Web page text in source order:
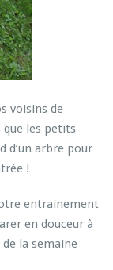
a
i
n
e
c
e
z
l
e
s
t
i
t
voisins de
que les petits
d’un arbre pour
!
entrainement
en douceur à
de la semaine